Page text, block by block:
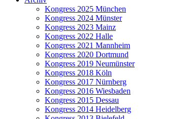
Kongress 2025 München
Kongress 2024 Münster
Kongress 2023 Mainz
Kongress 2022 Halle
Kongress 2021 Mannheim
Kongress 2020 Dortmund
Kongress 2019 Neumünster
Kongress 2018 Köln
Kongress 2017 Nürnberg
Kongress 2016 Wiesbaden
Kongress 2015 Dessau
Kongress 2014 Heidelberg